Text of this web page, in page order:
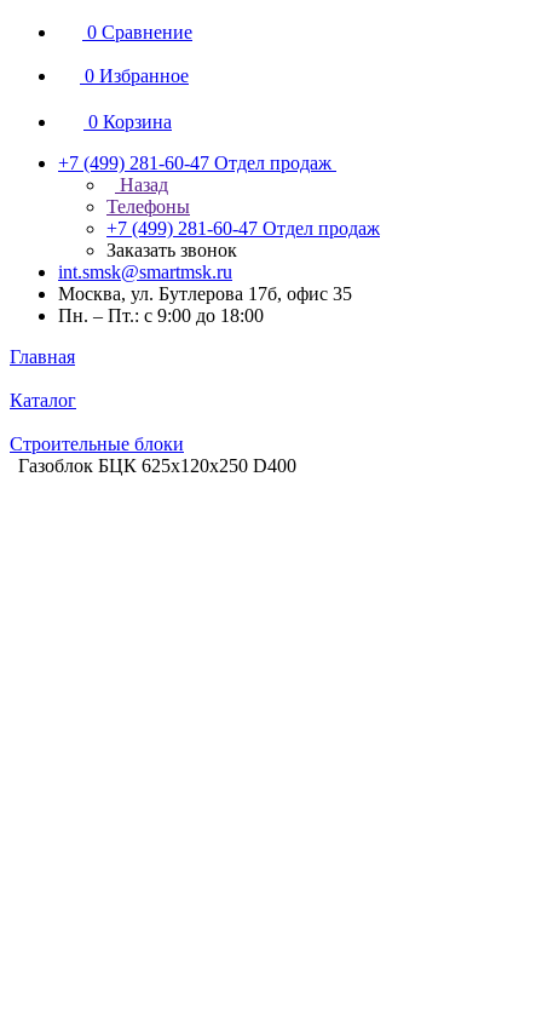
0 Сравнение
0 Избранное
0 Корзина
+7 (499) 281-60-47 Отдел продаж
Назад
Телефоны
+7 (499) 281-60-47 Отдел продаж
Заказать звонок
int.smsk@smartmsk.ru
Москва, ул. Бутлерова 17б, офис 35
Пн. – Пт.: с 9:00 до 18:00
Главная
Каталог
Строительные блоки
Газоблок БЦК 625х120х250 D400